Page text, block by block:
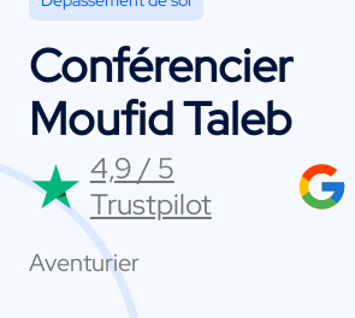
Conférencier
Moufid Taleb
4,9 / 5
Trustpilot
Aventurier